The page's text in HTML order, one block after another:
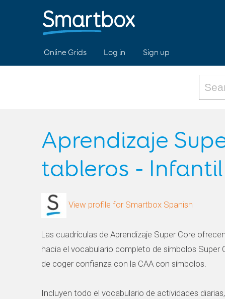
Online Grids Log in Sign up
Aprendizaje
tableros - Infantil
View profile for Smartbox Spanish
Las cuadrículas de Aprendizaje Super Core
hacia el vocabulario completo de símbolos Super
de coger confianza con la CAA con símbolos.
Incluyen todo el vocabulario de actividades